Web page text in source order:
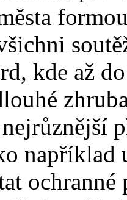
kde až
ochranné